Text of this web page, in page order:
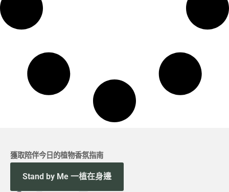
獲取陪伴今日的植物香氛指南
Stand by Me 一植在身邊